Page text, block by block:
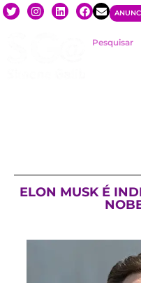
ELON MUSK É